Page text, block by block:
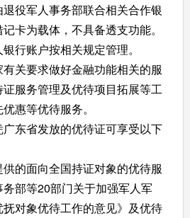
役军人事务部联合相关合作银
卡为载体，不具备透支功能。
账户按相关规定管理。
关要求做好金融功能相关的服
服务管理及优待项目拓展等工
惠等优待服务。
东省发放的优待证可享受以下
的面向全国持证对象的优待服
部等20部门关于加强军人军
对象优待工作的意见》及优待